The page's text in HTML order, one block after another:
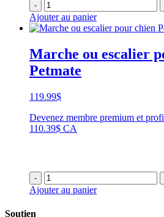
-
Ajouter au panier
Marche ou escalier
Petmate
119.99$
Devenez membre premium et
110.39$ CA
-
Ajouter au panier
Soutien